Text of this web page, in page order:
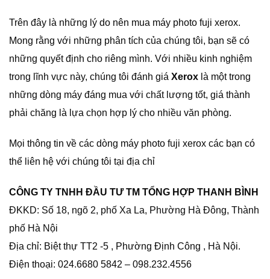
Trên đây là những lý do nên mua máy photo fuji xerox.
Mong rằng với những phân tích của chúng tôi, bạn sẽ có
những quyết định cho riêng mình. Với nhiều kinh nghiệm
trong lĩnh vực này, chúng tôi đánh giá Xerox là một trong
những dòng máy đáng mua với chất lượng tốt, giá thành
phải chăng là lựa chọn hợp lý cho nhiều văn phòng.
Mọi thông tin về các dòng máy photo fuji xerox các bạn có
thể liên hệ với chúng tôi tại địa chỉ
CÔNG TY TNHH ĐẦU TƯ TM TỔNG HỢP THANH BÌNH
ĐKKD: Số 18, ngõ 2, phố Xa La, Phường Hà Đông, Thành
phố Hà Nội
Địa chỉ: Biệt thự TT2 -5 , Phường Định Công , Hà Nội.
Điện thoại: 024.6680 5842 – 098.232.4556